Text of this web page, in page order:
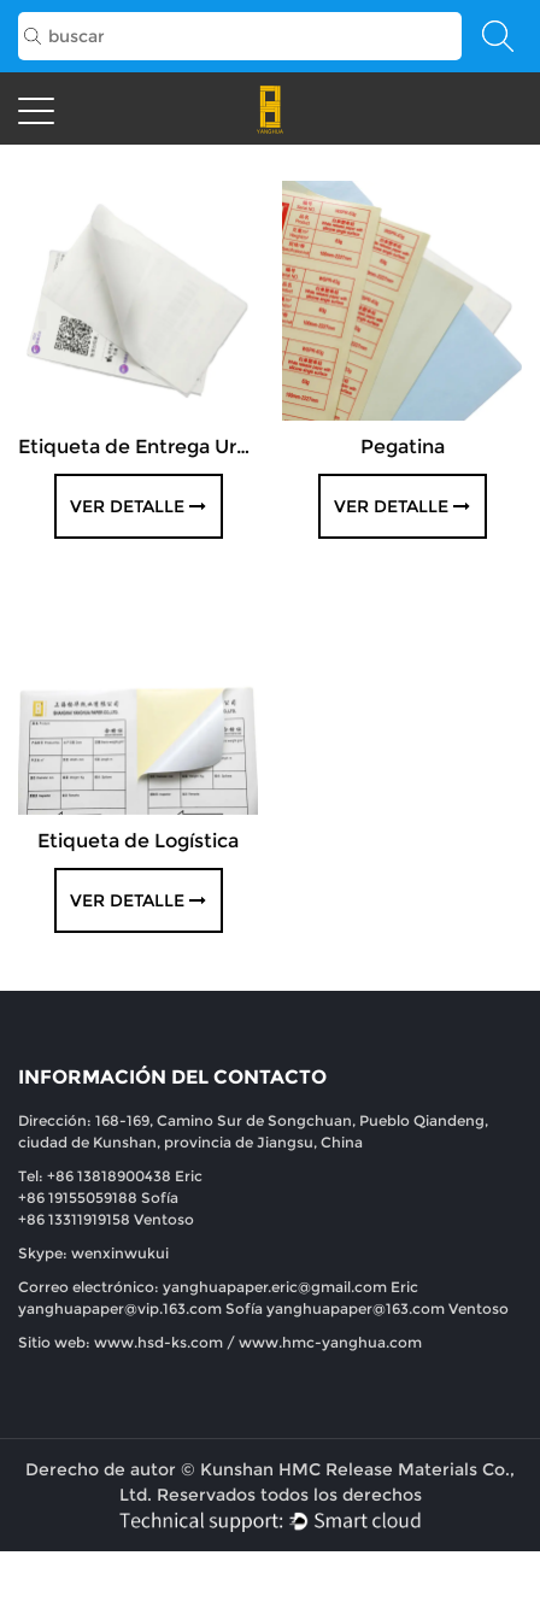
Etiqueta de Entrega Urgente
VER DETALLE
Pegatina
VER DETALLE
Etiqueta de Logística
VER DETALLE
INFORMACIÓN DEL CONTACTO
Dirección: 168-169, Camino Sur de Songchuan, Pueblo Qiandeng,
ciudad de Kunshan, provincia de Jiangsu, China
Tel: +86 13818900438 Eric
+86 19155059188 Sofía
+86 13311919158 Ventoso
Skype: wenxinwukui
Correo electrónico: yanghuapaper.eric@gmail.com Eric
yanghuapaper@vip.163.com Sofía yanghuapaper@163.com Ventoso
Sitio web: www.hsd-ks.com / www.hmc-yanghua.com
Derecho de autor © Kunshan HMC Release Materials Co.,
Ltd. Reservados todos los derechos